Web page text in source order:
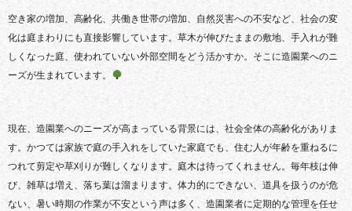
空き家の増加、高齢化、共働き世帯の増加、自然災害への不安など、社会の変
化は庭まわりにも直接影響しています。草木が伸びたままの敷地、手入れが難
しくなった庭、使われていない外部空間をどう活かすか。そこに造園業へのニ
ーズが生まれています。
現在、造園業へのニーズが高まっている背景には、社会全体の高齢化がありま
す。かつては家族で庭の手入れをしていた家庭でも、住む人が年齢を重ねるに
つれて剪定や草刈りが難しくなります。庭木は待ってくれません。毎年枝は伸
び、雑草は増え、落ち葉は溜まります。体力的にできない、道具を扱うのが危
ない、暑い時期の作業が不安という声は多く、造園業者に定期的な管理を任せ